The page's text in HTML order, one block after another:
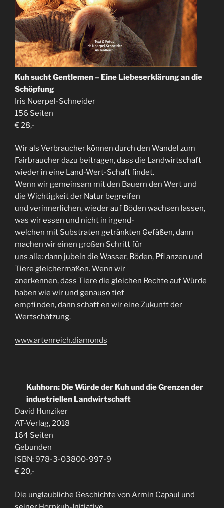
Kuh sucht Gentlemen – Eine Liebeserklärung an die
Schöpfung
Iris Noerpel-Schneider
156 Seiten
€ 28,-
Wir als Verbraucher können durch den Wandel zum
Fairbraucher dazu beitragen, dass die Landwirtschaft
wieder in eine Land-Wert-Schaft findet.
Wenn wir gemeinsam mit den Bauern den Wert und
die Wichtigkeit der Natur begreifen
und verinnerlichen, wieder auf Böden wachsen lassen,
was wir essen und nicht in irgend-
welchen mit Substraten getränkten Gefäßen, dann
machen wir einen großen Schritt für
uns alle: dann jubeln die Wasser, Böden, Pfl anzen und
Tiere gleichermaßen. Wenn wir
anerkennen, dass Tiere die gleichen Rechte auf Würde
haben wie wir und genauso tief
empfi nden, dann schaff en wir eine Zukunft der
Wertschätzung.
www.artenreich.diamonds
Kuhhorn: Die Würde der Kuh und die Grenzen der
industriellen Landwirtschaft
David Hunziker
AT-Verlag, 2018
164 Seiten
Gebunden
ISBN: 978-3-03800-997-9
€ 20,-
Die unglaubliche Geschichte von Armin Capaul und